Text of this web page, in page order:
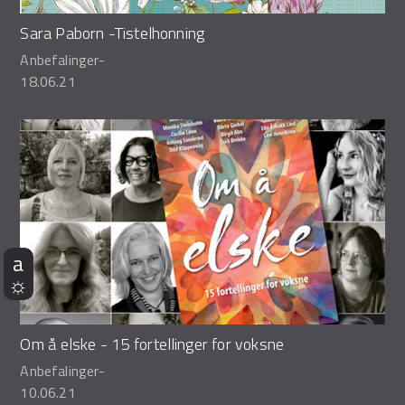
Sara Paborn -Tistelhonning
Anbefalinger-
18.06.21
Om å elske - 15 fortellinger for voksne
Anbefalinger-
10.06.21